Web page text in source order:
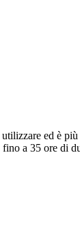
ed è
a 35 ore di